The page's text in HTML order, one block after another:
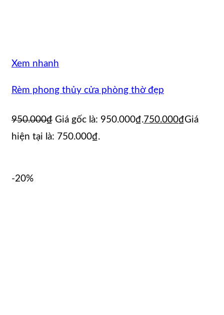
Xem nhanh
Rèm phong thủy cửa phòng thờ đẹp
950.000₫ Giá gốc là: 950.000₫.750.000₫Giá
hiện tại là: 750.000₫.
-20%